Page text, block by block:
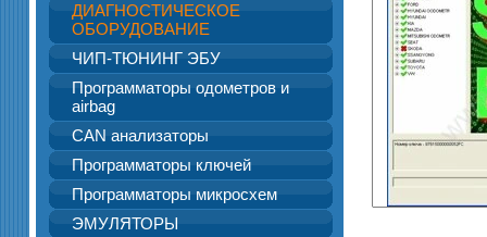
ДИАГНОСТИЧЕСКОЕ
ОБОРУДОВАНИЕ
ЧИП-ТЮНИНГ ЭБУ
Программаторы одометров и
airbag
CAN анализаторы
Программаторы ключей
Программаторы микросхем
ЭМУЛЯТОРЫ